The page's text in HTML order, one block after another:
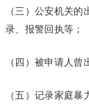
（三）公安机关
录、报警回执等；
（四）被申请人曾
（五）记录家庭暴